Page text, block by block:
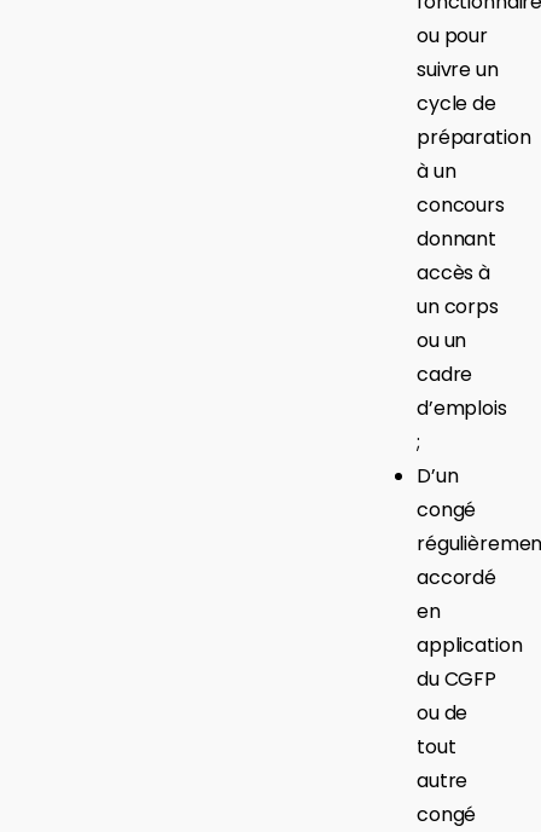
ou pour
suivre un
cycle de
préparation
à un
concours
donnant
accès à
un corps
ou un
cadre
d’emplois
;
D’un
congé
accordé
en
application
du CGFP
ou de
tout
autre
congé